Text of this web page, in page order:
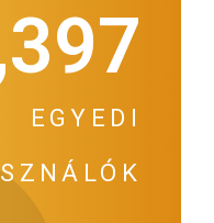
EGYEDI